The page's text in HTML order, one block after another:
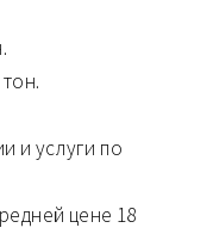
и услуги по
цене 18